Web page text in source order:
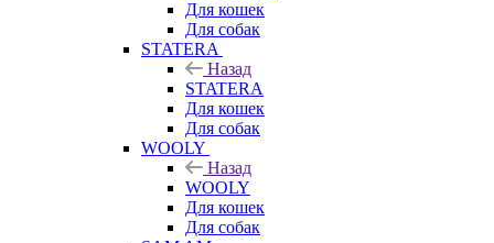
Для кошек
Для собак
STATERA
Назад
STATERA
Для кошек
Для собак
WOOLY
Назад
WOOLY
Для кошек
Для собак